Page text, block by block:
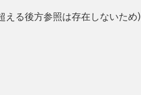
える後方参照は存在しないため)